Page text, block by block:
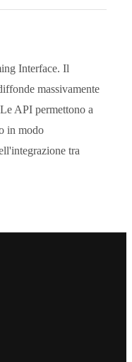
Interface. Il
massivamente
API permettono a
in modo
tra